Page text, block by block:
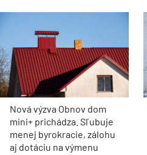
Nová výzva Obnov dom
mini+ prichádza. Sľubuje
menej byrokracie, zálohu
aj dotáciu na výmenu